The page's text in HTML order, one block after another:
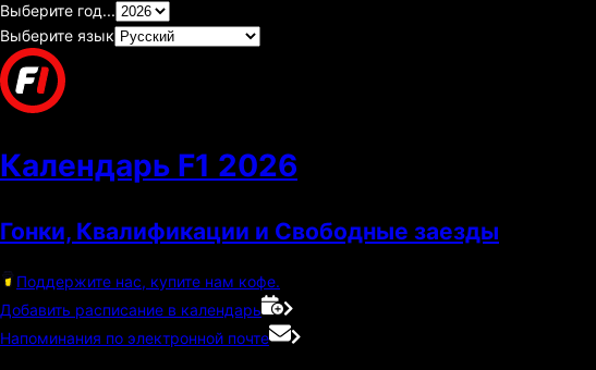
Выберите год...
Выберите язык
Календарь F1 2026
Гонки, Квалификации и Свободные заезды
Поддержите нас, купите нам кофе.
Добавить расписание в календарь
Напоминания по электронной почте